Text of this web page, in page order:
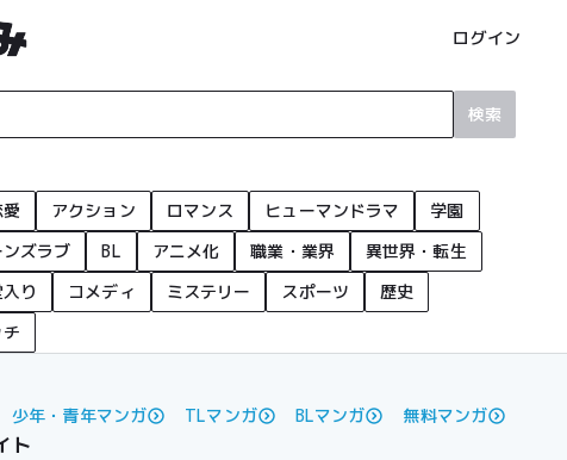
ログイン
検索
アクション ロマンス ヒューマンドラマ
学園
ズラブ BL アニメ化 職業・業界
異世界・転生
り コメディ ミステリー スポーツ
歴史
少年・青年マンガ TLマンガ BLマンガ 無料マンガ
ト